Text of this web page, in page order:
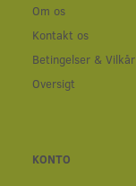
Om os
Kontakt os
Betingelser & Vilkår
Oversigt
KONTO